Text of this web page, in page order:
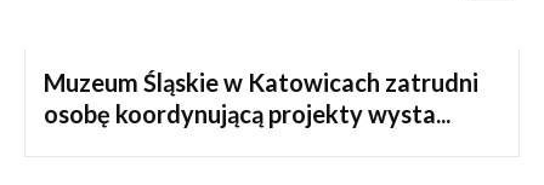
Muzeum Śląskie w Katowicach zatrudni
osobę koordynującą projekty wysta...